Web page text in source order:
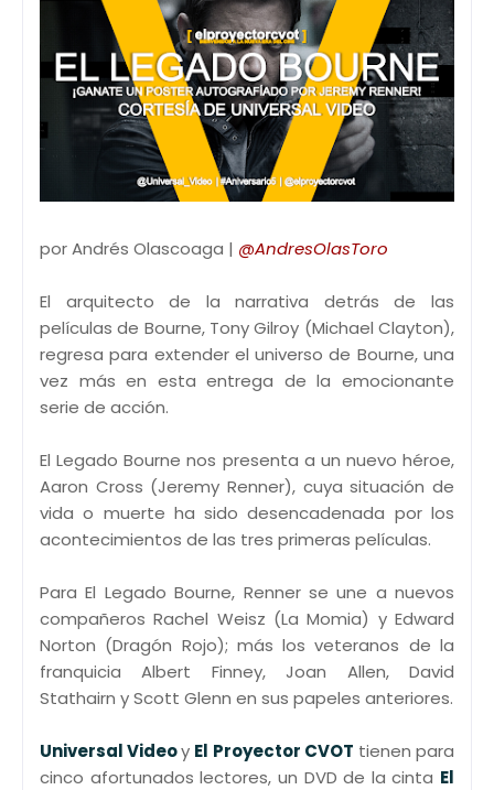
por Andrés Olascoaga | @AndresOlasToro
El arquitecto de la narrativa detrás de las
películas de Bourne, Tony Gilroy (Michael Clayton),
regresa para extender el universo de Bourne, una
vez más en esta entrega de la emocionante
serie de acción.
El Legado Bourne nos presenta a un nuevo héroe,
Aaron Cross (Jeremy Renner), cuya situación de
vida o muerte ha sido desencadenada por los
acontecimientos de las tres primeras películas.
Para El Legado Bourne, Renner se une a nuevos
compañeros Rachel Weisz (La Momia) y Edward
Norton (Dragón Rojo); más los veteranos de la
franquicia Albert Finney, Joan Allen, David
Stathairn y Scott Glenn en sus papeles anteriores.
Universal Videoy El Proyector CVOT tienen para
cinco afortunados lectores, un DVD de la cinta El